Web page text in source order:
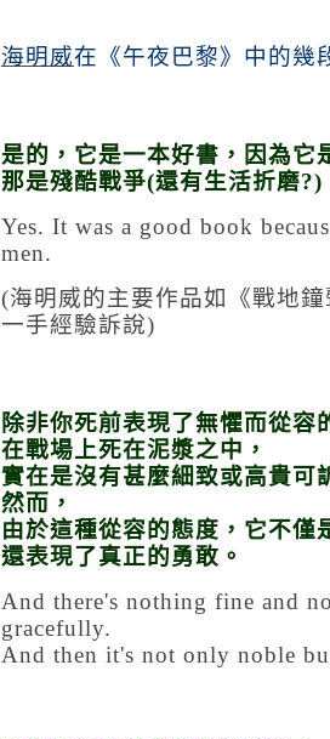
海明威在《午夜巴黎》中的幾
是的，它是一本好書，因為它
那是殘酷戰爭(還有生活折磨?)
Yes. It was a good book
men.
(海明威的主要作品如《戰地
一手經驗訴說)
除非你死前表現了無懼而從容
在戰場上死在泥漿之中，
實在是沒有甚麼細致或高貴可
然而，
由於這種從容的態度，它不僅
還表現了真正的勇敢。
And there's nothing fine and
gracefully.
And then it's not only noble